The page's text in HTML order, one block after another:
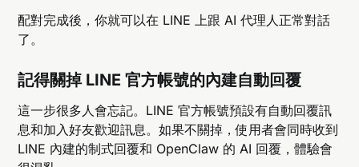
配對完成後，你就可以在 LINE 上跟 AI 代理人正常對話
了。
記得關掉 LINE 官方帳號的內建自動回覆
這一步很多人會忘記。LINE 官方帳號預設有自動回覆訊
息和加入好友歡迎訊息。如果不關掉，使用者會同時收到
LINE 內建的制式回覆和 OpenClaw 的 AI 回覆，體驗會